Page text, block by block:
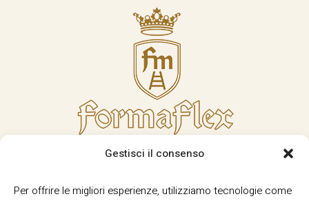
Gestisci il consenso
Per offrire le migliori esperienze, utilizziamo tecnologie come